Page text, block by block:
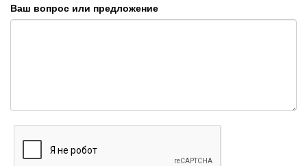
Ваш вопрос или предложение